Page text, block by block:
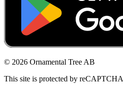
© 2026 Ornamental Tree AB
This site is protected by reCAPTCHA